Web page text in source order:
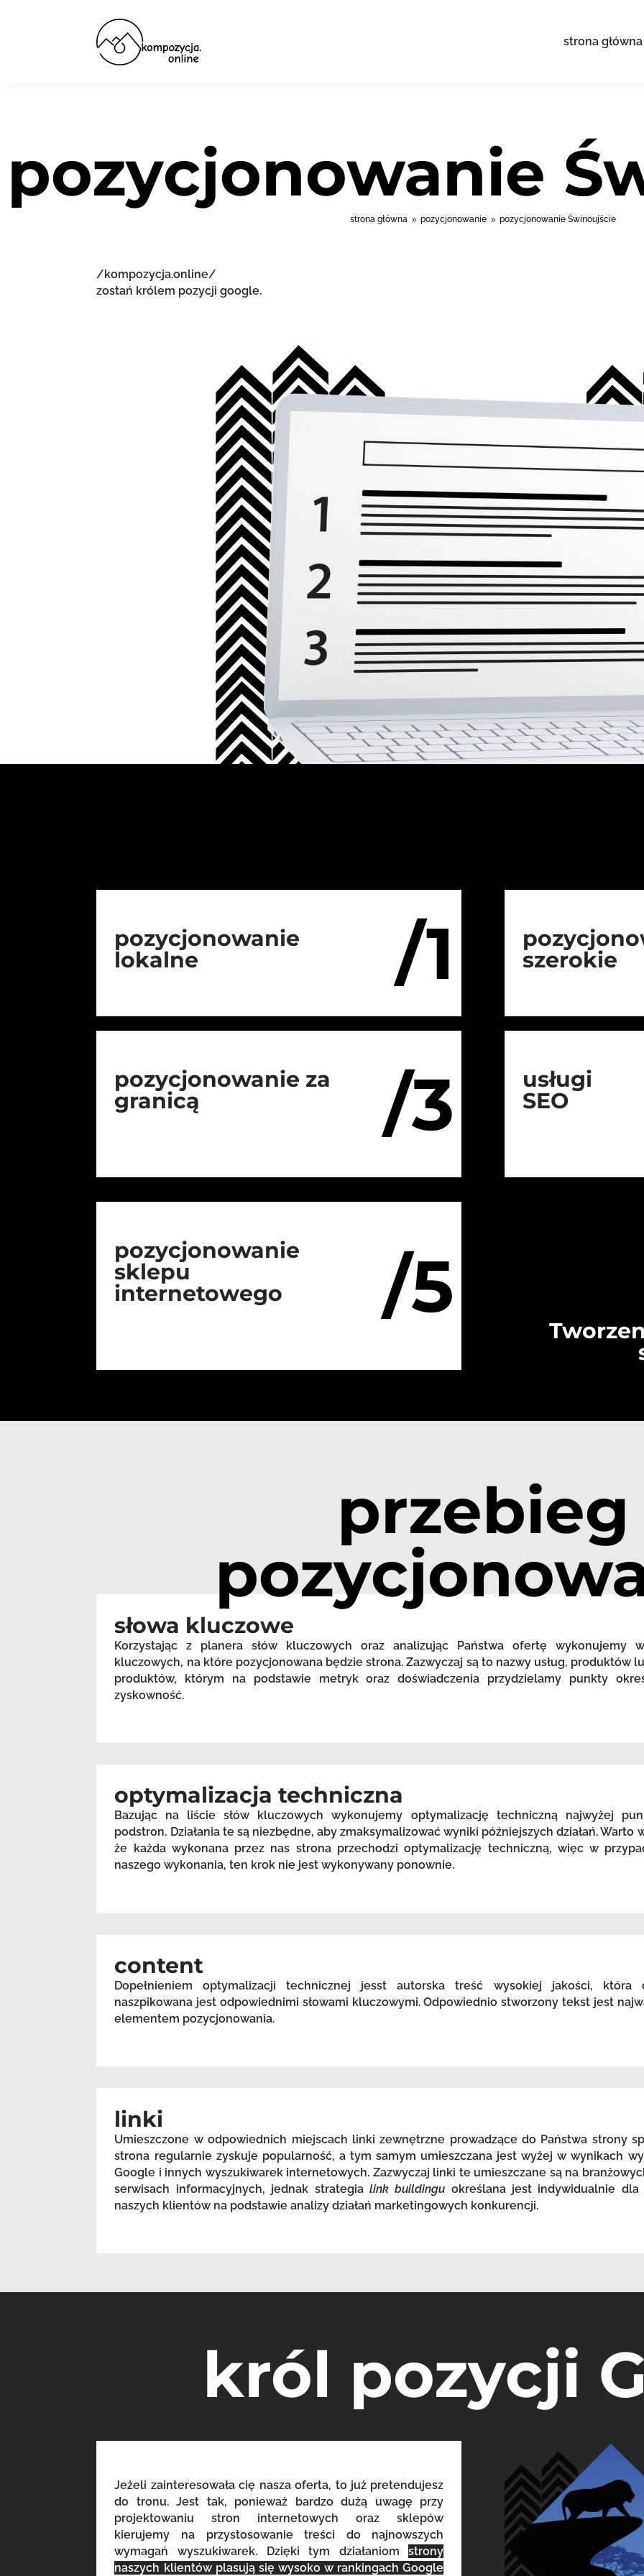
strona główna
pozycjonowanie
strona główna 9 pozycjonowanie 9 pozycjonowanie Świnoujście
/kompozycja.online/
zostań królem pozycji google.
/1
pozycjonowanie
lokalne
szerokie
/3
pozycjonowanie za
granicą
usługi
SEO
/5
pozycjonowanie
sklepu
internetowego
przebieg
słowa kluczowe
Korzystając z planera słów kluczowych oraz analizując Państwa ofertę wykonujemy
kluczowych, na które pozycjonowana będzie strona. Zazwyczaj są to nazwy usług, produktów
produktów, którym na podstawie metryk oraz doświadczenia przydzielamy punkty
zyskowność.
optymalizacja techniczna
Bazując na liście słów kluczowych wykonujemy optymalizację techniczną najwyżej
podstron. Działania te są niezbędne, aby zmaksymalizować wyniki późniejszych działań. Warto
że każda wykonana przez nas strona przechodzi optymalizację techniczną, więc w
naszego wykonania, ten krok nie jest wykonywany ponownie.
content
Dopełnieniem optymalizacji technicznej jesst autorska treść wysokiej jakości, która
naszpikowana jest odpowiednimi słowami kluczowymi. Odpowiednio stworzony tekst jest
elementem pozycjonowania.
linki
Umieszczone w odpowiednich miejscach linki zewnętrzne prowadzące do Państwa strony
strona regularnie zyskuje popularność, a tym samym umieszczana jest wyżej w wynikach
Google i innych wyszukiwarek internetowych. Zazwyczaj linki te umieszczane są na
serwisach informacyjnych, jednak strategia link buildingu określana jest indywidualnie dla
naszych klientów na podstawie analizy działań marketingowych konkurencji.
król pozycji
Jeżeli zainteresowała cię nasza oferta, to już pretendujesz
do tronu. Jest tak, ponieważ bardzo dużą uwagę przy
projektowaniu stron internetowych oraz sklepów
kierujemy na przystosowanie treści do najnowszych
wymagań wyszukiwarek. Dzięki tym działaniomstrony
naszych klientów plasują się wysoko w rankingach Google